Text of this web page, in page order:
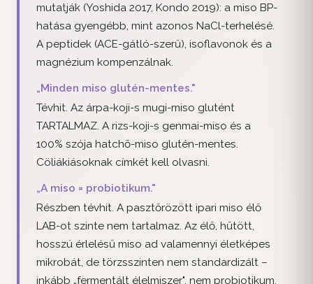
mutatják (Yoshida 2017, Kondo 2019): a miso BP-
hatása gyengébb, mint azonos NaCl-terhelésé.
A peptidek (ACE-gátló-szerű), isoflavonok és a
magnézium kompenzálnak.
„Minden miso glutén-mentes."
Tévhit. Az árpa-koji-s mugi-miso glutént
TARTALMAZ. A rizs-koji-s genmai-miso és a
100% szója hatchō-miso glutén-mentes.
Cöliákiásoknak címkét kell olvasni.
„A miso = probiotikum."
Részben tévhit. A pasztőrözött ipari miso élő
LAB-ot szinte nem tartalmaz. Az élő, hűtött,
hosszú érlelésű miso ad valamennyi életképes
mikrobát, de törzsszinten nem standardizált –
inkább „fermentált élelmiszer", nem probiotikum.